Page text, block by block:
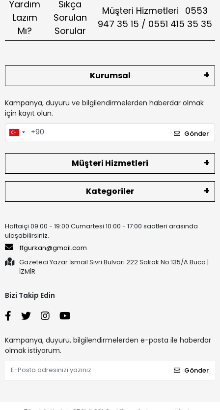
Yardım
Lazım
Mı?
Sıkça
Sorulan
Sorular
Müşteri Hizmetleri 0553
947 35 15 / 0551 415 35 35
Kurumsal
Kampanya, duyuru ve bilgilendirmelerden haberdar olmak
için kayıt olun.
Gönder
Müşteri Hizmetleri
Kategoriler
Haftaiçi 09:00 - 19:00 Cumartesi 10:00 - 17:00 saatleri arasında
ulaşabilirsiniz.
ffgurkan@gmail.com
Gazeteci Yazar İsmail Sivri Bulvarı 222 Sokak No:135/A Buca |
İZMİR
Bizi Takip Edin
Kampanya, duyuru, bilgilendirmelerden e-posta ile haberdar
olmak istiyorum.
Gönder